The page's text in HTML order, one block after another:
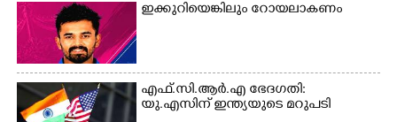
ഇക്കുറിയെങ്കിലും റോയലാകണം
എഫ്.സി.ആർ.എ ഭേദഗതി:
യു.എസിന് ഇന്ത്യയുടെ മറുപടി